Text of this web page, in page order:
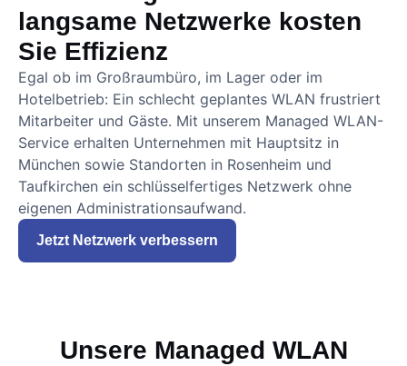
langsame Netzwerke kosten
Sie Effizienz
Egal ob im Großraumbüro, im Lager oder im
Hotelbetrieb: Ein schlecht geplantes WLAN frustriert
Mitarbeiter und Gäste. Mit unserem Managed WLAN-
Service erhalten Unternehmen mit Hauptsitz in
München sowie Standorten in Rosenheim und
Taufkirchen ein schlüsselfertiges Netzwerk ohne
eigenen Administrationsaufwand.
Jetzt Netzwerk verbessern
Unsere Managed WLAN